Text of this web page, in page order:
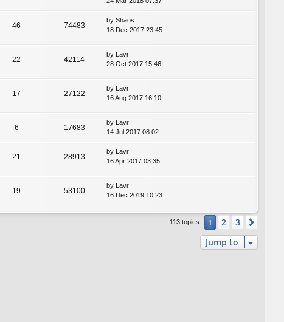
46 74483
by Shaos
18 Dec 2017 23:45
22 42114
by Lavr
28 Oct 2017 15:46
17 27122
by Lavr
16 Aug 2017 16:10
6 17683
by Lavr
14 Jul 2017 08:02
21 28913
by Lavr
16 Apr 2017 03:35
19 53100
by Lavr
16 Dec 2019 10:23
113 topics 1 2 3
Jump to